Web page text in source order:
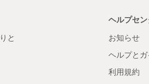
と
ヘルプセ
お知らせ
ヘルプとガ
利用規約